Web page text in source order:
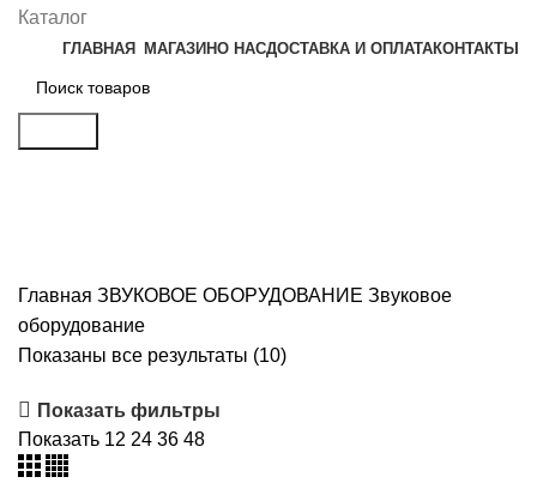
Каталог
ГЛАВНАЯ МАГАЗИНО НАСДОСТАВКА И ОПЛАТАКОНТАКТЫ
Главная ЗВУКОВОЕ ОБОРУДОВАНИЕ Звуковое
оборудование
Показаны все результаты (10)
Показать фильтры
Показать 12 24 36 48